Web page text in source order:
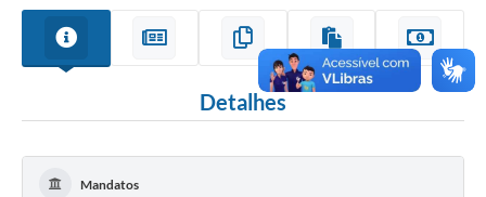
Detalhes
Mandatos